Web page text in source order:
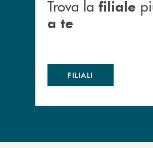
Trova la filiale
a te
FILIALI